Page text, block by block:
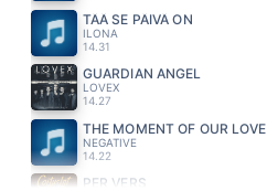
TÄÄ SE PÄIVÄ ON
ILONA
14.31
GUARDIAN ANGEL
LOVEX
14.27
THE MOMENT OF OUR LOVE
NEGATIVE
14.22
PER VERS